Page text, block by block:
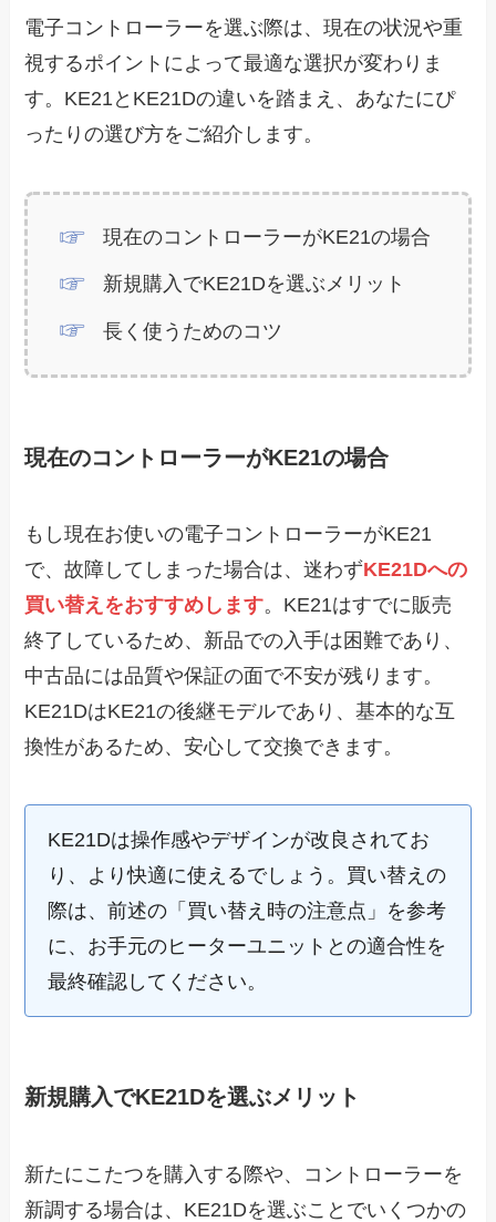
電子コントローラーを選ぶ際は、現在の状況や重
視するポイントによって最適な選択が変わりま
す。KE21とKE21Dの違いを踏まえ、あなたにぴ
ったりの選び方をご紹介します。
現在のコントローラーがKE21の場合
新規購入でKE21Dを選ぶメリット
長く使うためのコツ
現在のコントローラーがKE21の場合
もし現在お使いの電子コントローラーがKE21
で、故障してしまった場合は、迷わずKE21Dへの
買い替えをおすすめします。KE21はすでに販売
終了しているため、新品での入手は困難であり、
中古品には品質や保証の面で不安が残ります。
KE21DはKE21の後継モデルであり、基本的な互
換性があるため、安心して交換できます。
KE21Dは操作感やデザインが改良されてお
り、より快適に使えるでしょう。買い替えの
際は、前述の「買い替え時の注意点」を参考
に、お手元のヒーターユニットとの適合性を
最終確認してください。
新規購入でKE21Dを選ぶメリット
新たにこたつを購入する際や、コントローラーを
新調する場合は、KE21Dを選ぶことでいくつかの